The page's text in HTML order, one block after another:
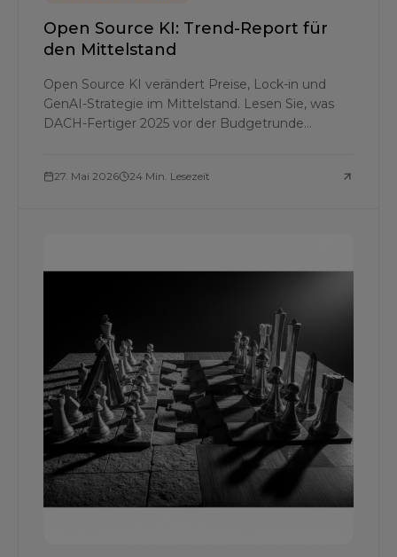
Open Source KI: Trend-Report für
den Mittelstand
Open Source KI verändert Preise, Lock-in und
GenAI-Strategie im Mittelstand. Lesen Sie, was
DACH-Fertiger 2025 vor der Budgetrunde
27. Mai 2026 24 Min. Lesezeit